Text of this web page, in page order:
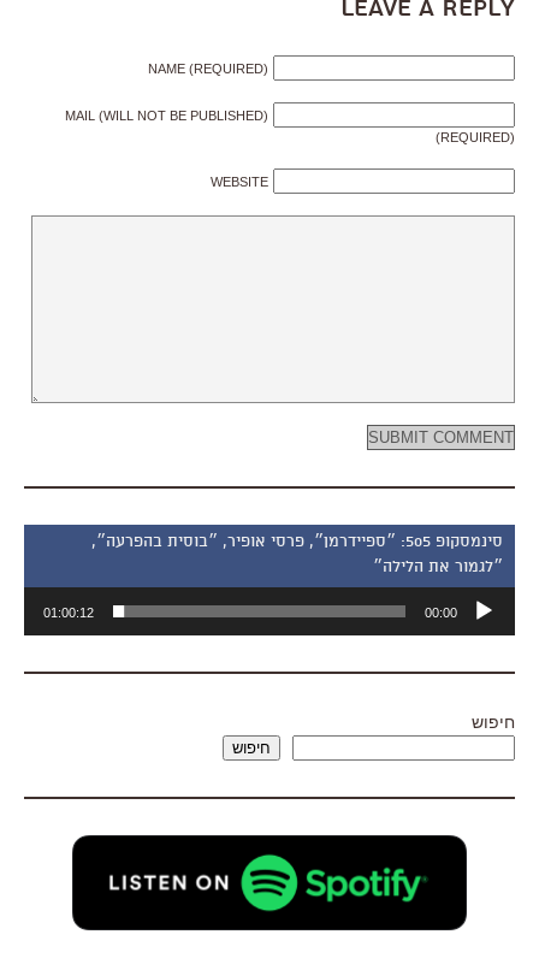
Leave a Reply
NAME (REQUIRED)
MAIL (WILL NOT BE PUBLISHED)
(REQUIRED)
WEBSITE
סינמסקופ 505: ״ספיידרמן״, פרסי אופיר, ״בוסית בהפרעה״,
״לגמור את הלילה״
אודיו
00:00
01:00:12
חיפוש
חיפוש